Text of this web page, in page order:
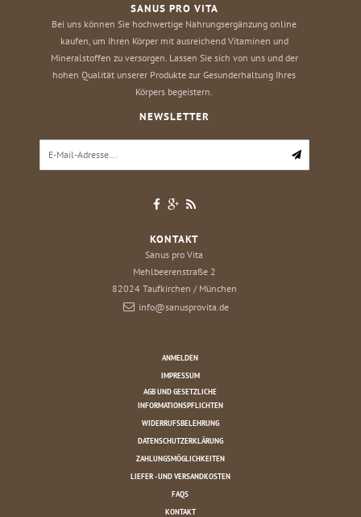
SANUS PRO VITA
Bei uns können Sie hochwertige Nahrungsergänzung online
kaufen, um Ihren Körper mit ausreichend Vitaminen und
Mineralstoffen zu versorgen. Lassen Sie sich von uns und der
hohen Qualität unserer Produkte zur Gesunderhaltung Ihres
Körpers begeistern.
NEWSLETTER
KONTAKT
Sanus pro Vita
Mehlbeerenstraße 2
82024 Taufkirchen / München
info@sanusprovita.de
ANMELDEN
IMPRESSUM
AGB UND GESETZLICHE
INFORMATIONSPFLICHTEN
WIDERRUFSBELEHRUNG
DATENSCHUTZERKLÄRUNG
ZAHLUNGSMÖGLICHKEITEN
LIEFER - UND VERSANDKOSTEN
FAQS
KONTAKT